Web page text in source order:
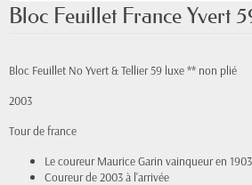
Bloc Feuillet France Yvert
Bloc Feuillet No Yvert & Tellier 59 luxe ** non plié
2003
Tour de france
Le coureur Maurice Garin vainqueur en 1903
Coureur de 2003 à l'arrivée